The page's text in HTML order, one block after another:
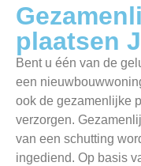
plaatsen
Bent u één van de
een
ook de gezamenlijke
verzorgen.
van een schutting
ingediend. Op basis